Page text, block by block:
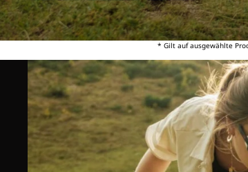
* Gilt auf ausgewählte